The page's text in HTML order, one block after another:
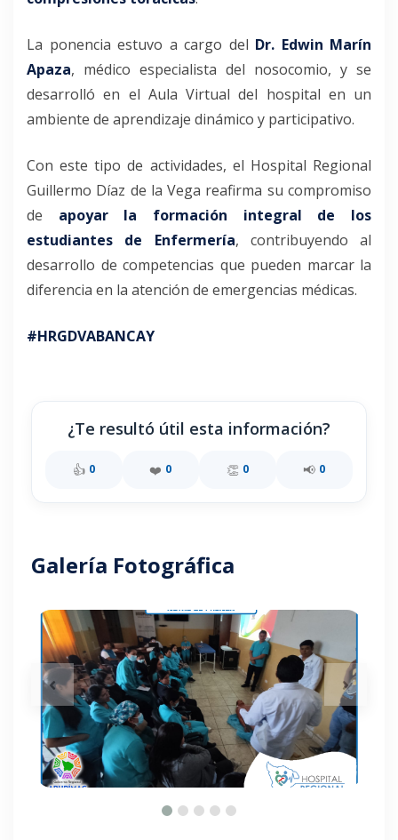
La ponencia estuvo a cargo del Dr. Edwin Marín
Apaza, médico especialista del nosocomio, y se
desarrolló en el Aula Virtual del hospital en un
ambiente de aprendizaje dinámico y participativo.
Con este tipo de actividades, el Hospital Regional
Guillermo Díaz de la Vega reafirma su compromiso
de apoyar la formación integral de los
estudiantes de Enfermería, contribuyendo al
desarrollo de competencias que pueden marcar la
diferencia en la atención de emergencias médicas.
#HRGDVABANCAY
¿Te resultó útil esta información?
👍 0 ❤️ 0 👏 0 📢 0
Galería Fotográfica